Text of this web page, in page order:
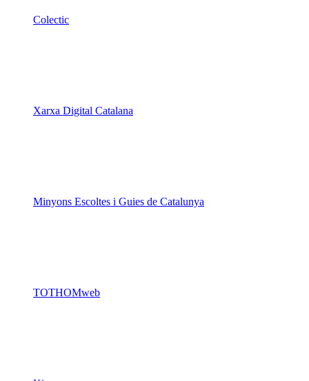
Colectic
Xarxa Digital Catalana
Minyons Escoltes i Guies de Catalunya
TOTHOMweb